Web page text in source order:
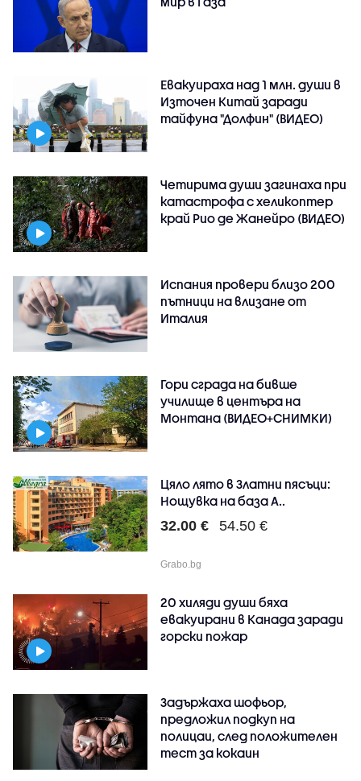
Евакуираха над 1 млн. души в
Източен Китай заради
тайфуна "Долфин" (ВИДЕО)
Четирима души загинаха при
катастрофа с хеликоптер
край Рио де Жанейро (ВИДЕО)
Испания провери близо 200
пътници на влизане от
Италия
Гори сграда на бивше
училище в центъра на
Монтана (ВИДЕО+СНИМКИ)
Цяло лято в Златни пясъци:
Нощувка на база A..
32.00 € 54.50 €
Grabo.bg
20 хиляди души бяха
евакуирани в Канада заради
горски пожар
Задържаха шофьор,
предложил подкуп на
полицаи, след положителен
тест за кокаин